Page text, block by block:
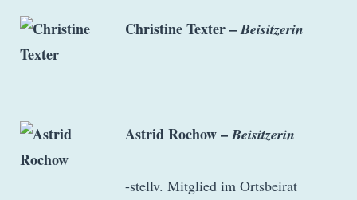
Christine Texter –Beisitzerin
Astrid Rochow –Beisitzerin
-stellv. Mitglied im Ortsbeirat